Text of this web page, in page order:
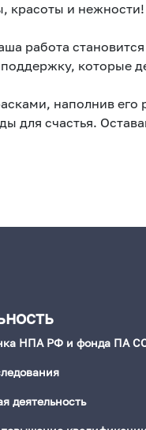
красоты и нежности!
работа
которые
наполнив
для счастья.
НПА РФ и фонда ПА
деятельность